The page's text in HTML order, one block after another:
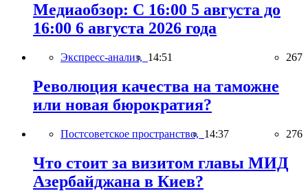
Медиаобзор: С 16:00 5 августа до
16:00 6 августа 2026 года
Экспресс-анализ, 14:51 267
Революция качества на таможне
или новая бюрократия?
Постсоветское пространство, 14:37 276
Что стоит за визитом главы МИД
Азербайджана в Киев?